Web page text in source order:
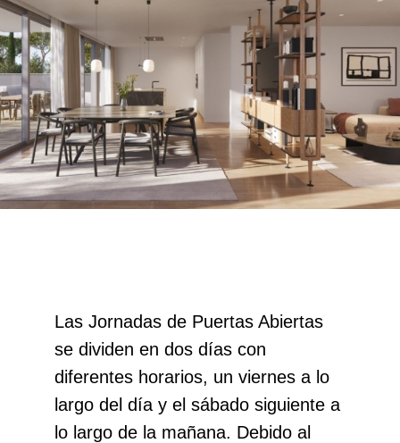
Las Jornadas de Puertas Abiertas
se dividen en dos días con
diferentes horarios, un viernes a lo
largo del día y el sábado siguiente a
lo largo de la mañana. Debido al